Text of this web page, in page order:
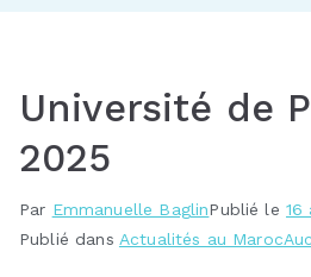
Université de
2025
Par Emmanuelle BaglinPublié le 16
Publié dans Actualités au Maroc